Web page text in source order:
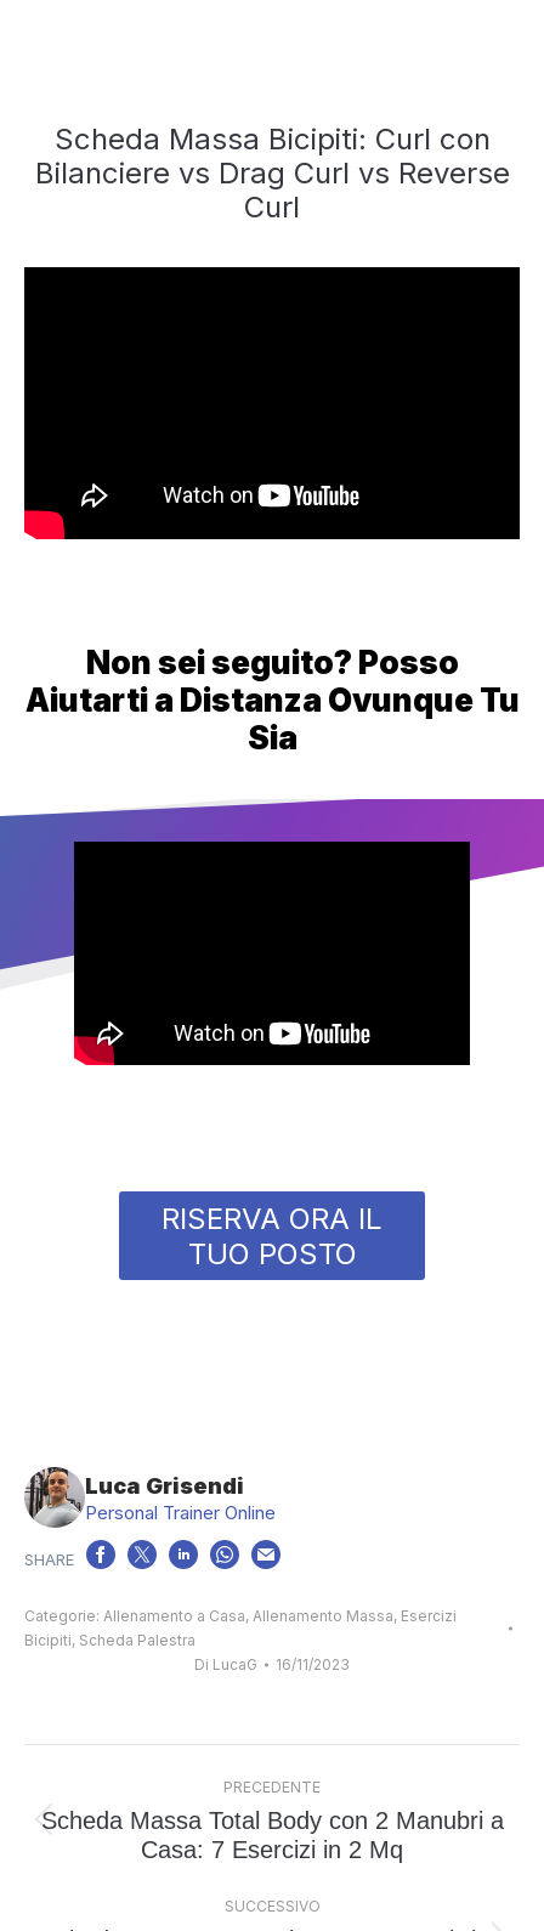
Scheda Massa Bicipiti: Curl con
Bilanciere vs Drag Curl vs Reverse
Curl
Non sei seguito? Posso
Aiutarti a Distanza Ovunque Tu
Sia
RISERVA ORA IL
TUO POSTO
Luca Grisendi
Personal Trainer Online
Categorie: Allenamento a Casa, Allenamento Massa, Esercizi
Bicipiti, Scheda Palestra
Di LucaG 16/11/2023
tra
PRECEDENTE
Post
Scheda Massa Total Body con 2 Manubri a
Casa: 7 Esercizi in 2 Mq
SUCCESSIVO